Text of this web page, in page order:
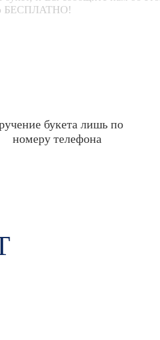
БЕСПЛАТНО!
букета лишь по
номеру телефона